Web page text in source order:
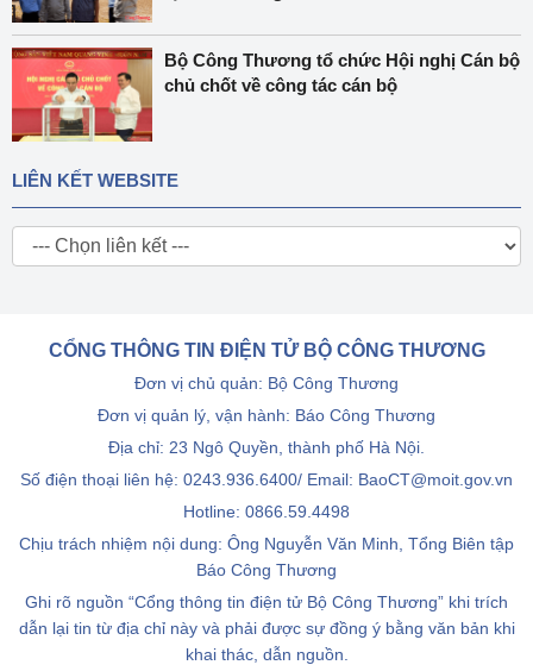
Bộ Công Thương tổ chức Hội nghị Cán bộ
chủ chốt về công tác cán bộ
LIÊN KẾT WEBSITE
CỔNG THÔNG TIN ĐIỆN TỬ BỘ CÔNG THƯƠNG
Đơn vị chủ quản: Bộ Công Thương
Đơn vị quản lý, vận hành: Báo Công Thương
Địa chỉ: 23 Ngô Quyền, thành phố Hà Nội.
Số điện thoại liên hệ: 0243.936.6400/ Email: BaoCT@moit.gov.vn
Hotline: 0866.59.4498
Chịu trách nhiệm nội dung: Ông Nguyễn Văn Minh, Tổng Biên tập
Báo Công Thương
Ghi rõ nguồn “Cổng thông tin điện tử Bộ Công Thương” khi trích
dẫn lại tin từ địa chỉ này và phải được sự đồng ý bằng văn bản khi
khai thác, dẫn nguồn.